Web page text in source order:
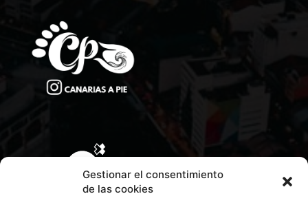
Gestionar el consentimiento
de las cookies